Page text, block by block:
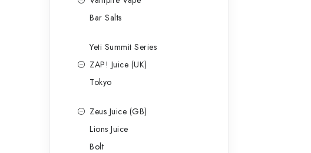
Bar Salts
Yeti Summit Series
ZAP! Juice (UK)
Tokyo
Zeus Juice (GB)
Lions Juice
Bolt